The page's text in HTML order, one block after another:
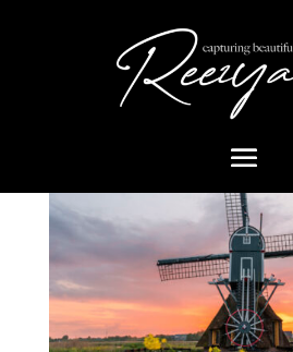
Nederland 1
Nederland